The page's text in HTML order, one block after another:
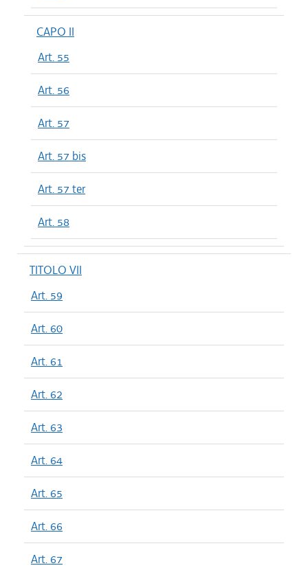
CAPO II
Art. 55
Art. 56
Art. 57
Art. 57 bis
Art. 57 ter
Art. 58
TITOLO VII
Art. 59
Art. 60
Art. 61
Art. 62
Art. 63
Art. 64
Art. 65
Art. 66
Art. 67